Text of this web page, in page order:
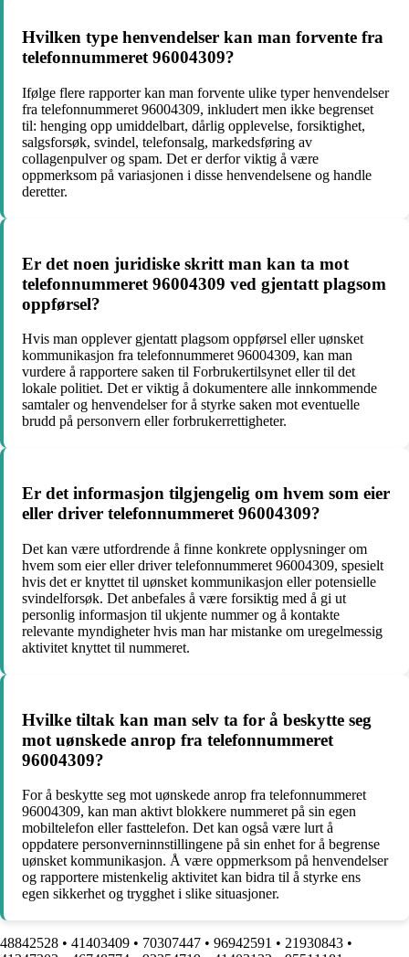
Hvilken type henvendelser kan man forvente fra
telefonnummeret 96004309?
Ifølge flere rapporter kan man forvente ulike typer henvendelser
fra telefonnummeret 96004309, inkludert men ikke begrenset
til: henging opp umiddelbart, dårlig opplevelse, forsiktighet,
salgsforsøk, svindel, telefonsalg, markedsføring av
collagenpulver og spam. Det er derfor viktig å være
oppmerksom på variasjonen i disse henvendelsene og handle
deretter.
Er det noen juridiske skritt man kan ta mot
telefonnummeret 96004309 ved gjentatt plagsom
oppførsel?
Hvis man opplever gjentatt plagsom oppførsel eller uønsket
kommunikasjon fra telefonnummeret 96004309, kan man
vurdere å rapportere saken til Forbrukertilsynet eller til det
lokale politiet. Det er viktig å dokumentere alle innkommende
samtaler og henvendelser for å styrke saken mot eventuelle
brudd på personvern eller forbrukerrettigheter.
Er det informasjon tilgjengelig om hvem som eier
eller driver telefonnummeret 96004309?
Det kan være utfordrende å finne konkrete opplysninger om
hvem som eier eller driver telefonnummeret 96004309, spesielt
hvis det er knyttet til uønsket kommunikasjon eller potensielle
svindelforsøk. Det anbefales å være forsiktig med å gi ut
personlig informasjon til ukjente nummer og å kontakte
relevante myndigheter hvis man har mistanke om uregelmessig
aktivitet knyttet til nummeret.
Hvilke tiltak kan man selv ta for å beskytte seg
mot uønskede anrop fra telefonnummeret
96004309?
For å beskytte seg mot uønskede anrop fra telefonnummeret
96004309, kan man aktivt blokkere nummeret på sin egen
mobiltelefon eller fasttelefon. Det kan også være lurt å
oppdatere personverninnstillingene på sin enhet for å begrense
uønsket kommunikasjon. Å være oppmerksom på henvendelser
og rapportere mistenkelig aktivitet kan bidra til å styrke ens
egen sikkerhet og trygghet i slike situasjoner.
48842528 • 41403409 • 70307447 • 96942591 • 21930843 •